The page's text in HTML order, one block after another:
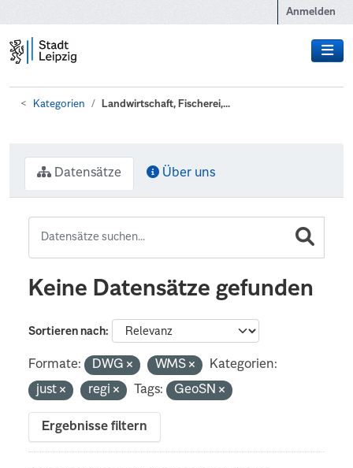
Anmelden
Kategorien Landwirtschaft, Fischerei,...
Datensätze Über uns
Keine Datensätze gefunden
Sortieren nach
Formate: DWG WMS
Kategorien:
just
regi Tags: GeoSN
Ergebnisse filtern